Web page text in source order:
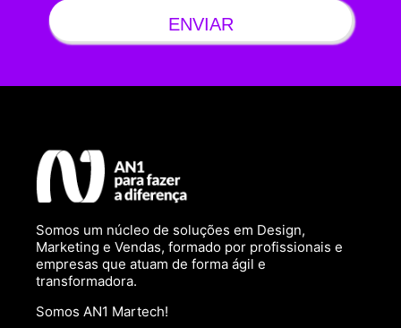
ENVIAR
Somos um núcleo de soluções em Design,
Marketing e Vendas, formado por profissionais e
empresas que atuam de forma ágil e
transformadora.
Somos AN1 Martech!